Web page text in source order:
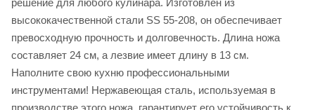
решение для любого кулинара. Изготовлен из
высококачественной стали SS 55-208, он обеспечивает
превосходную прочность и долговечность. Длина ножа
составляет 24 см, а лезвие имеет длину в 13 см.
Наполните свою кухню профессиональными
инструментами! Нержавеющая сталь, используемая в